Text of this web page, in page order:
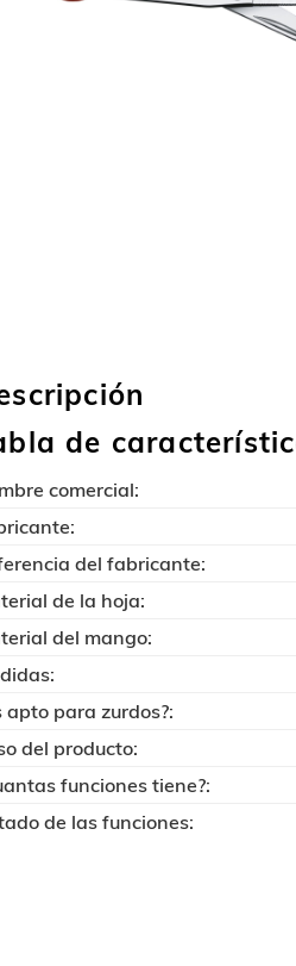
de
comercial:
del fabricante:
de la hoja:
del mango:
apto para zurdos?:
del producto:
funciones tiene?:
de las funciones: